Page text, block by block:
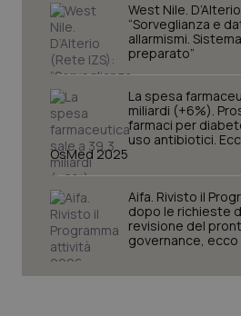
West Nile.
“Sorveglianza e
allarmismi.
preparato”
La spesa
miliardi (+6%).
farmaci per
uso antibiotici.
OsMed 2025
Aifa. Rivisto il
dopo le richieste
revisione del
governance, ecco
I cookie necessari
sito web abilitandone funzionalità
navigazione sulle pagine e
protette del sito. Il sito web non
funzionare correttamente senza
Nome
VISITOR_PRIVACY_METADATA